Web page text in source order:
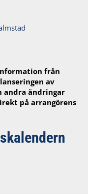
från
av
andra ändringar
på arrangörens